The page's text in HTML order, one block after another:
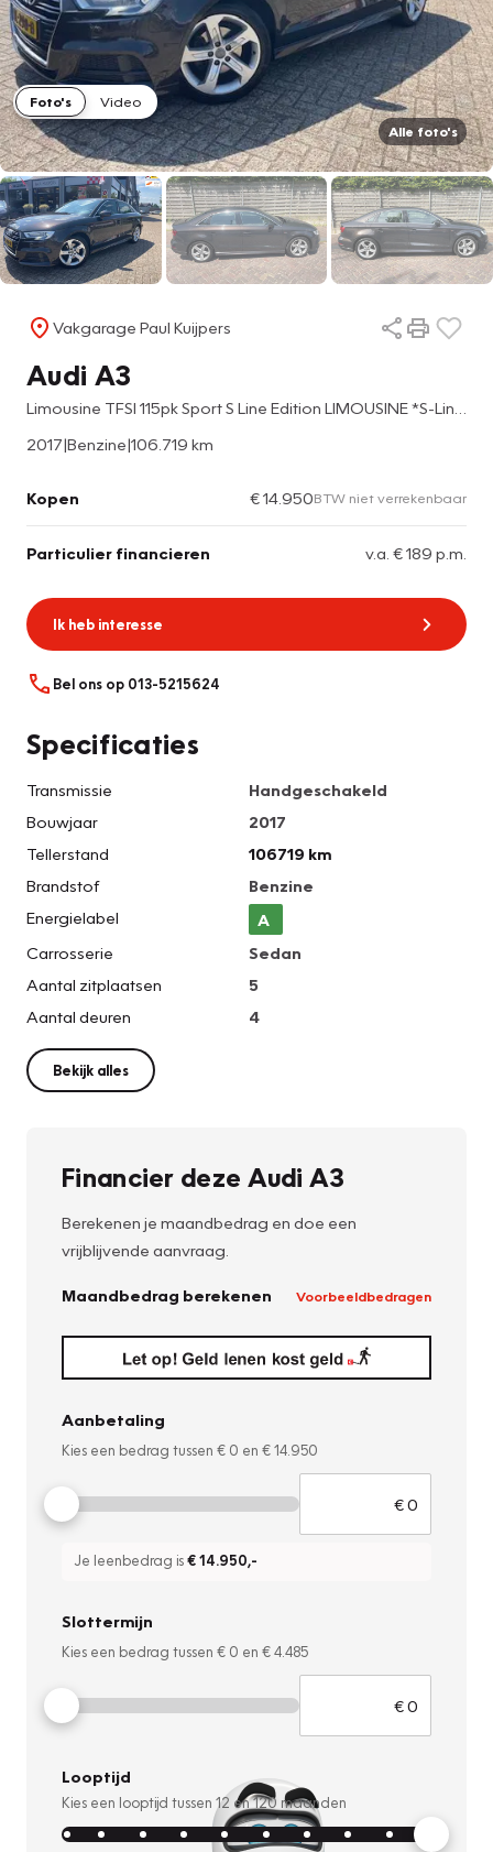
Foto's
Video
Alle foto's
Vakgarage Paul Kuijpers
Audi A3
2017|Benzine|106.719 km
Kopen € 14.950BTW niet verrekenbaar
Particulier financieren v.a. € 189 p.m.
Ik heb interesse
Bel ons op 013-5215624
Specificaties
Transmissie
Handgeschakeld
Bouwjaar
2017
Tellerstand
106719 km
Brandstof
Benzine
Energielabel
A
Carrosserie
Sedan
Aantal zitplaatsen
5
Aantal deuren
4
Bekijk alles
Financier deze Audi A3
Berekenen je maandbedrag en doe een
vrijblijvende aanvraag.
Maandbedrag berekenen Voorbeeldbedragen
Aanbetaling
Kies een bedrag tussen € 0 en € 14.950
Je leenbedrag is€ 14.950,-
Slottermijn
Kies een bedrag tussen € 0 en € 4.485
Looptijd
Kies een looptijd tussen 12 en120 maanden